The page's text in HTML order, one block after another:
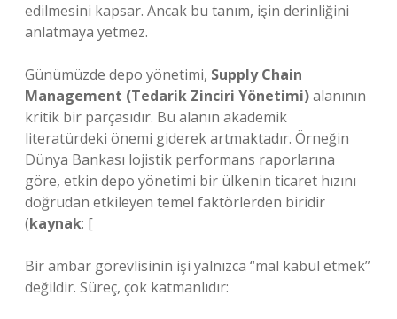
edilmesini kapsar. Ancak bu tanım, işin derinliğini
anlatmaya yetmez.
Günümüzde depo yönetimi, Supply Chain
Management (Tedarik Zinciri Yönetimi)alanının
kritik bir parçasıdır. Bu alanın akademik
literatürdeki önemi giderek artmaktadır. Örneğin
Dünya Bankası lojistik performans raporlarına
göre, etkin depo yönetimi bir ülkenin ticaret hızını
doğrudan etkileyen temel faktörlerden biridir
(kaynak: [
Bir ambar görevlisinin işi yalnızca “mal kabul etmek”
değildir. Süreç, çok katmanlıdır: